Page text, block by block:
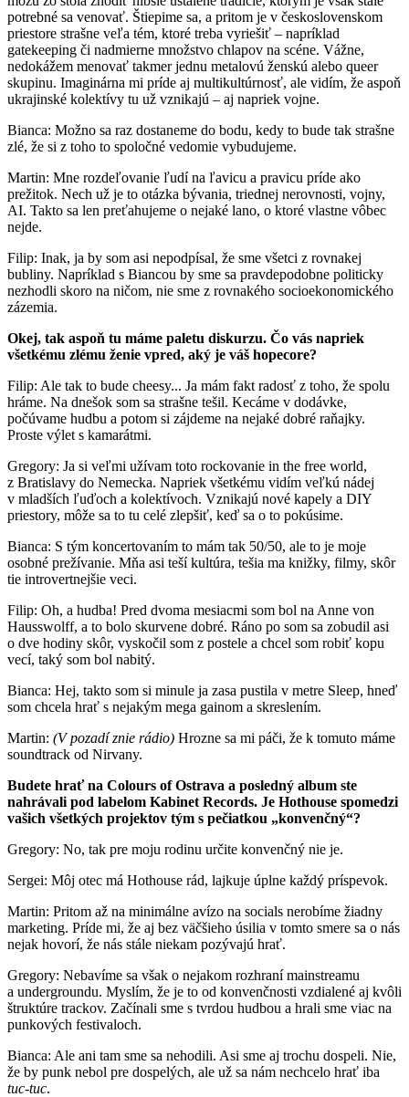
potrebné sa venovať. Štiepime sa, a pritom je v československom
priestore strašne veľa tém, ktoré treba vyriešiť – napríklad
gatekeeping či nadmierne množstvo chlapov na scéne. Vážne,
nedokážem menovať takmer jednu metalovú ženskú alebo queer
skupinu. Imaginárna mi príde aj multikultúrnosť, ale vidím, že aspoň
ukrajinské kolektívy tu už vznikajú – aj napriek vojne.
Bianca: Možno sa raz dostaneme do bodu, kedy to bude tak strašne
zlé, že si z toho to spoločné vedomie vybudujeme.
Martin: Mne rozdeľovanie ľudí na ľavicu a pravicu príde ako
prežitok. Nech už je to otázka bývania, triednej nerovnosti, vojny,
AI. Takto sa len preťahujeme o nejaké lano, o ktoré vlastne vôbec
nejde.
Filip: Inak, ja by som asi nepodpísal, že sme všetci z rovnakej
bubliny. Napríklad s Biancou by sme sa pravdepodobne politicky
nezhodli skoro na ničom, nie sme z rovnakého socioekonomického
zázemia.
Okej, tak aspoň tu máme paletu diskurzu. Čo vás napriek
všetkému zlému ženie vpred, aký je váš hopecore?
Filip: Ale tak to bude cheesy... Ja mám fakt radosť z toho, že spolu
hráme. Na dnešok som sa strašne tešil. Kecáme v dodávke,
počúvame hudbu a potom si zájdeme na nejaké dobré raňajky.
Proste výlet s kamarátmi.
Gregory: Ja si veľmi užívam toto rockovanie in the free world,
z Bratislavy do Nemecka. Napriek všetkému vidím veľkú nádej
v mladších ľuďoch a kolektívoch. Vznikajú nové kapely a DIY
priestory, môže sa to tu celé zlepšiť, keď sa o to pokúsime.
Bianca: S tým koncertovaním to mám tak 50/50, ale to je moje
osobné prežívanie. Mňa asi teší kultúra, tešia ma knižky, filmy, skôr
tie introvertnejšie veci.
Filip: Oh, a hudba! Pred dvoma mesiacmi som bol na Anne von
Hausswolff, a to bolo skurvene dobré. Ráno po som sa zobudil asi
o dve hodiny skôr, vyskočil som z postele a chcel som robiť kopu
vecí, taký som bol nabitý.
Bianca: Hej, takto som si minule ja zasa pustila v metre Sleep, hneď
som chcela hrať s nejakým mega gainom a skreslením.
Martin: (V pozadí znie rádio) Hrozne sa mi páči, že k tomuto máme
soundtrack od Nirvany.
Budete hrať na Colours of Ostrava a posledný album ste
nahrávali pod labelom Kabinet Records. Je Hothouse spomedzi
vašich všetkých projektov tým s pečiatkou „konvenčný“?
Gregory: No, tak pre moju rodinu určite konvenčný nie je.
Sergei: Môj otec má Hothouse rád, lajkuje úplne každý príspevok.
Martin: Pritom až na minimálne avízo na socials nerobíme žiadny
marketing. Príde mi, že aj bez väčšieho úsilia v tomto smere sa o nás
nejak hovorí, že nás stále niekam pozývajú hrať.
Gregory: Nebavíme sa však o nejakom rozhraní mainstreamu
a undergroundu. Myslím, že je to od konvenčnosti vzdialené aj kvôli
štruktúre trackov. Začínali sme s tvrdou hudbou a hrali sme viac na
punkových festivaloch.
Bianca: Ale ani tam sme sa nehodili. Asi sme aj trochu dospeli. Nie,
že by punk nebol pre dospelých, ale už sa nám nechcelo hrať iba
tuc-tuc.